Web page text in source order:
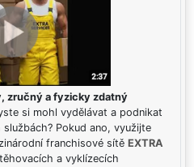
zručný a fyzicky zdatný
si mohl vydělávat a podnikat
Pokud ano, využijte
franchisové sítě EXTRA
a vyklízecích